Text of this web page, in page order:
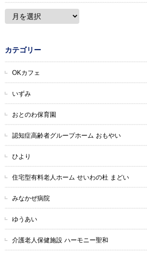
カテゴリー
OKカフェ
いずみ
おとのわ保育園
認知症高齢者グループホーム おもやい
ひより
住宅型有料老人ホーム せいわの杜 まどい
みなかぜ病院
ゆうあい
介護老人保健施設 ハーモニー聖和